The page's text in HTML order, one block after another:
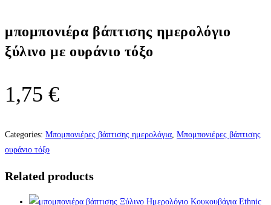
μπομπονιέρα βάπτισης ημερολόγιο
ξύλινο με ουράνιο τόξο
1,75 €
Categories: Μπομπονιέρες βάπτισης ημερολόγια, Μπομπονιέρες βάπτισης
ουράνιο τόξο
Related products